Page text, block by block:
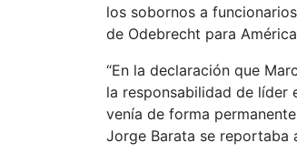
los sobornos a
de Odebrecht para
“En la declaración que
la responsabilidad de líder
venía de forma
Jorge Barata se reportaba